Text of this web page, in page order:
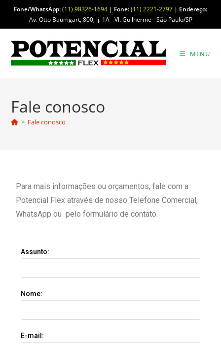
Fone/WhatsApp:(11) 98326-1694 | Fone:(11) 2221-2797 | Endereço:
Av. Otto Baumgart, 800, lj. 1A - Vl. Guilherme - São Paulo/SP
MENU
Fale conosco
> Fale conosco
Para mais informações ou orçamentos, fale com a
Potencial Flex através de nosso Telefone Comercial,
WhatsApp ou pelo formulário de contato.
Assunto:
Nome:
E-mail: